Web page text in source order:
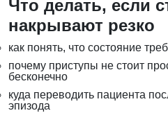
Что делать, если
накрывают резко
как понять, что состояние
почему приступы не стоит
бесконечно
куда переводить пациента
эпизода